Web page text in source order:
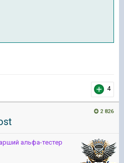
4
2 826
альфа-тестер